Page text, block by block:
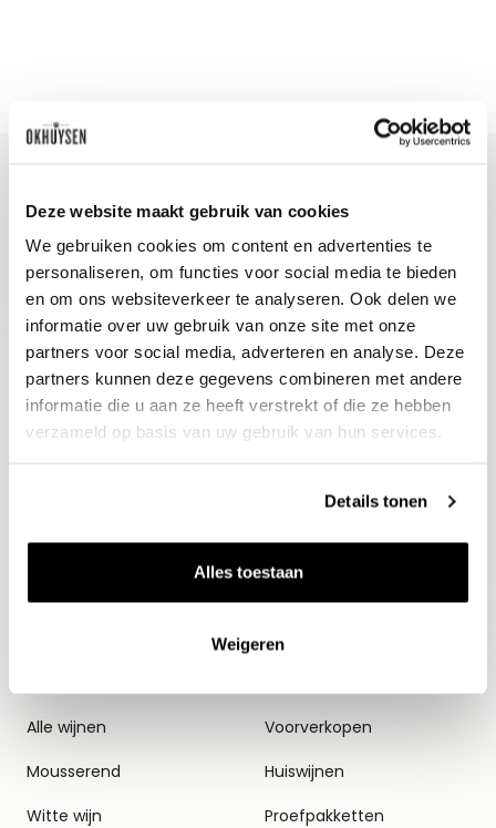
Deze website maakt gebruik van cookies
We gebruiken cookies om content en advertenties te
personaliseren, om functies voor social media te bieden
en om ons websiteverkeer te analyseren. Ook delen we
informatie over uw gebruik van onze site met onze
partners voor social media, adverteren en analyse. Deze
partners kunnen deze gegevens combineren met andere
informatie die u aan ze heeft verstrekt of die ze hebben
verzameld op basis van uw gebruik van hun services.
Details tonen
Alles toestaan
Weigeren
Blijf op de hoogte
Ontvang het laatste wijnnieuws, proeverijen en
evenementen
E-mailadres
Aanmelden
Alle wijnen
Mousserend
Witte wijn
Thema's
Voorverkopen
Huiswijnen
Proefpakketten